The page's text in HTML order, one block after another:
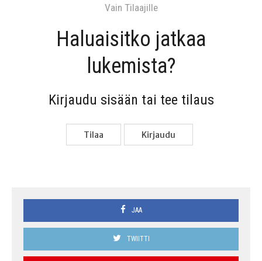
Vain Tilaa­jil­le
Haluai­sit­ko jat­kaa
lukemista?
Kir­jau­du sisään tai tee tilaus
Tilaa Kir­jau­du
JAA
TWIITTI